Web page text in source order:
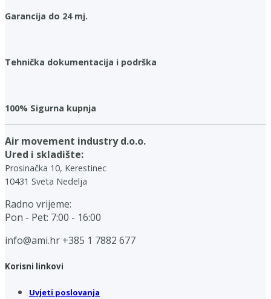
Garancija do 24 mj.
Tehnička dokumentacija i podrška
100% Sigurna kupnja
Air movement industry d.o.o.
Ured i skladište:
Prosinačka 10, Kerestinec
10431 Sveta Nedelja
Radno vrijeme:
Pon - Pet: 7:00 - 16:00
info@ami.hr +385 1 7882 677
Korisni linkovi
Uvjeti poslovanja